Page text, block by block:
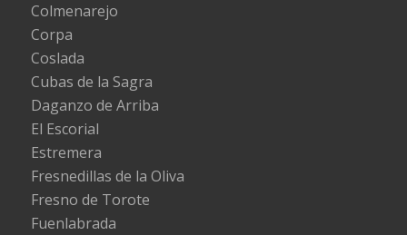
Colmenarejo
Corpa
Coslada
Cubas de la Sagra
Daganzo de Arriba
El Escorial
Estremera
Fresnedillas de la Oliva
Fresno de Torote
Fuenlabrada